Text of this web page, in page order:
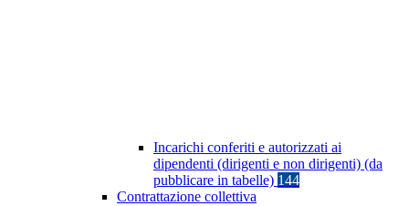
Incarichi conferiti e autorizzati ai
dipendenti (dirigenti e non dirigenti) (da
pubblicare in tabelle) 144
Contrattazione collettiva